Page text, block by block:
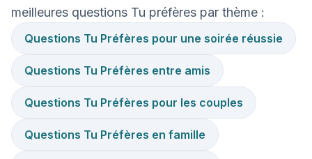
meilleures questions Tu préfères par thème :
Questions Tu Préfères pour une soirée réussie
Questions Tu Préfères entre amis
Questions Tu Préfères pour les couples
Questions Tu Préfères en famille